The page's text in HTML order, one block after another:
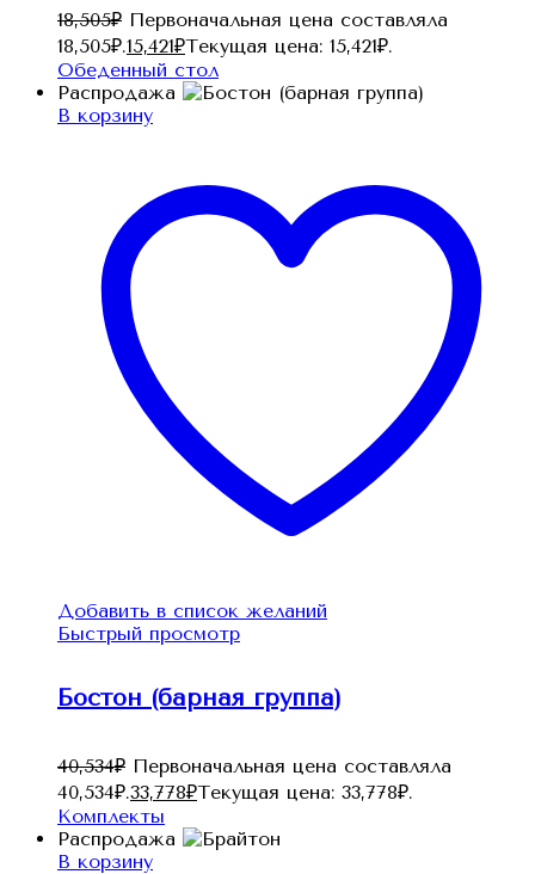
18,505₽ Первоначальная цена составляла
18,505₽.15,421₽Текущая цена: 15,421₽.
Обеденный стол
Распродажа
В корзину
Добавить в список желаний
Быстрый просмотр
Бостон (барная группа)
40,534₽ Первоначальная цена составляла
40,534₽.33,778₽Текущая цена: 33,778₽.
Комплекты
Распродажа
В корзину